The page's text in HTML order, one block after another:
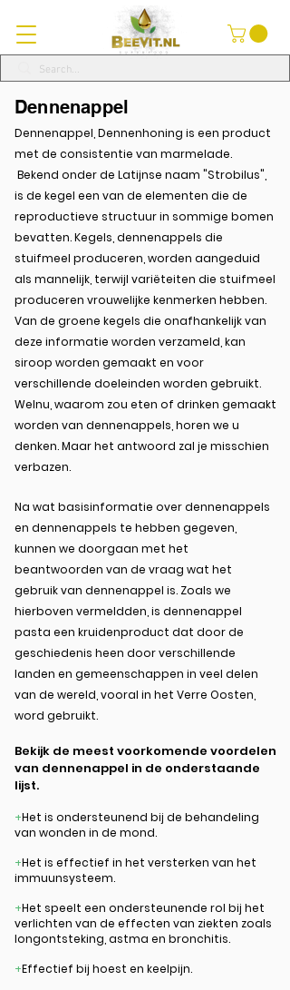
Dennenappel
Dennenappel, Dennenhoning is een product
met de consistentie van marmelade.
Bekend onder de Latijnse naam "Strobilus",
is de kegel een van de elementen die de
reproductieve structuur in sommige bomen
bevatten. Kegels, dennenappels die
stuifmeel produceren, worden aangeduid
als mannelijk, terwijl variëteiten die stuifmeel
produceren vrouwelijke kenmerken hebben.
Van de groene kegels die onafhankelijk van
deze informatie worden verzameld, kan
siroop worden gemaakt en voor
verschillende doeleinden worden gebruikt.
Welnu, waarom zou eten of drinken gemaakt
worden van dennenappels, horen we u
denken. Maar het antwoord zal je misschien
verbazen.
Na wat basisinformatie over dennenappels
en dennenappels te hebben gegeven,
kunnen we doorgaan met het
beantwoorden van de vraag wat het
gebruik van dennenappel is. Zoals we
hierboven vermeldden, is dennenappel
pasta een kruidenproduct dat door de
geschiedenis heen door verschillende
landen en gemeenschappen in veel delen
van de wereld, vooral in het Verre Oosten,
word gebruikt.
Bekijk de meest voorkomende voordelen
van dennenappel in de onderstaande
lijst.
+Het is ondersteunend bij de behandeling
van wonden in de mond.
+Het is effectief in het versterken van het
immuunsysteem.
+Het speelt een ondersteunende rol bij het
verlichten van de effecten van ziekten zoals
longontsteking, astma en bronchitis.
+Effectief bij hoest en keelpijn.